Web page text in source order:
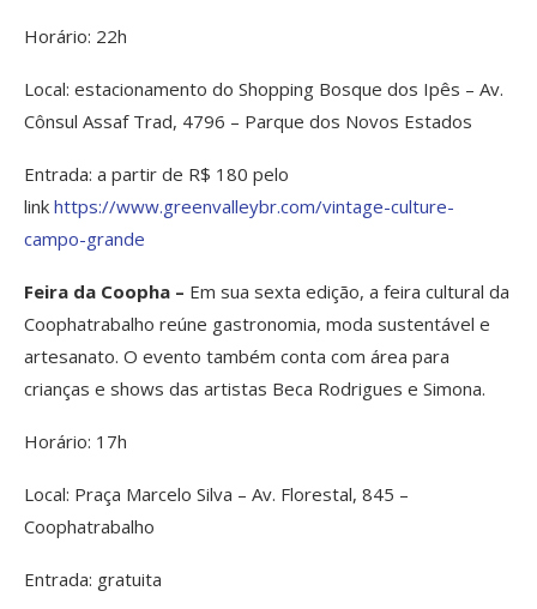
Horário: 22h
Local: estacionamento do Shopping Bosque dos Ipês – Av.
Cônsul Assaf Trad, 4796 – Parque dos Novos Estados
Entrada: a partir de R$ 180 pelo
link https://www.greenvalleybr.com/vintage-culture-
campo-grande
Feira da Coopha – Em sua sexta edição, a feira cultural da
Coophatrabalho reúne gastronomia, moda sustentável e
artesanato. O evento também conta com área para
crianças e shows das artistas Beca Rodrigues e Simona.
Horário: 17h
Local: Praça Marcelo Silva – Av. Florestal, 845 –
Coophatrabalho
Entrada: gratuita